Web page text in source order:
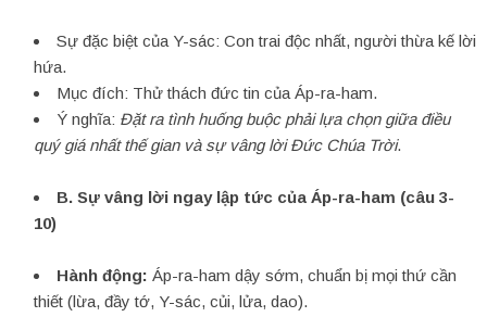
Sự đặc biệt của Y-sác: Con trai độc nhất, người thừa kế lời
hứa.
Mục đích: Thử thách đức tin của Áp-ra-ham.
Ý nghĩa: Đặt ra tình huống buộc phải lựa chọn giữa điều
quý giá nhất thế gian và sự vâng lời Đức Chúa Trời.
B. Sự vâng lời ngay lập tức của Áp-ra-ham (câu 3-
10)
Hành động: Áp-ra-ham dậy sớm, chuẩn bị mọi thứ cần
thiết (lừa, đầy tớ, Y-sác, củi, lửa, dao).